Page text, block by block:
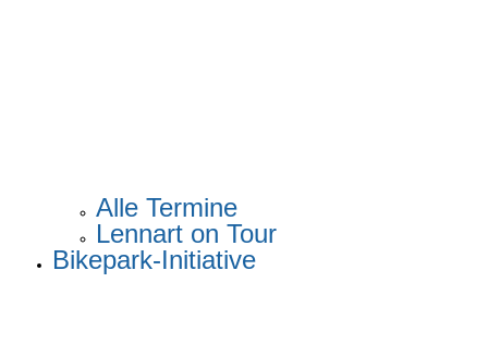
Alle Termine
Lennart on Tour
Bikepark-Initiative